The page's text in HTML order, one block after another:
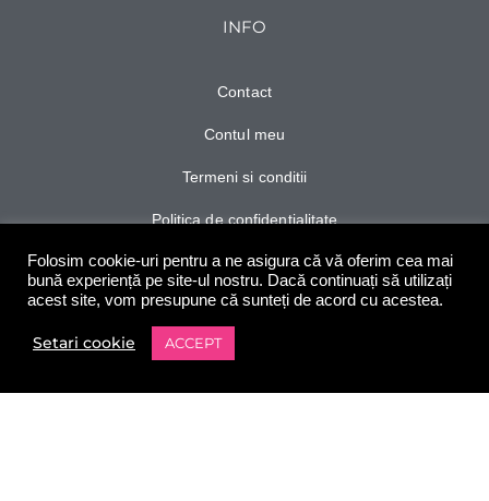
INFO
Contact
Contul meu
Termeni si conditii
Politica de confidentialitate
Ghid de marimi
Personalizeaza
Folosim cookie-uri pentru a ne asigura că vă oferim cea mai
bună experiență pe site-ul nostru. Dacă continuați să utilizați
acest site, vom presupune că sunteți de acord cu acestea.
Setari cookie ACCEPT
0